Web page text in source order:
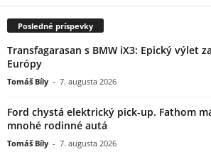
Posledné príspevky
Transfagarasan s BMW iX3: Epický výlet
Európy
Tomáš Bíly - 7. augusta 2026
Ford chystá elektrický pick-up. Fathom
mnohé rodinné autá
Tomáš Bíly - 7. augusta 2026